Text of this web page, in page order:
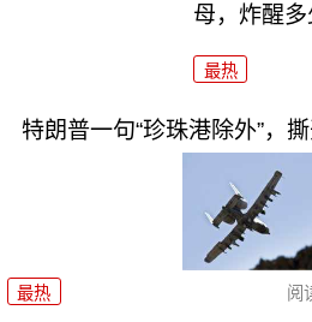
母，炸醒多
最热
特朗普一句“珍珠港除外”，
最热 阅